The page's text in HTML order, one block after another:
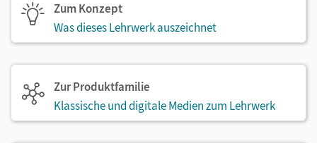
Zum Konzept
Was dieses Lehrwerk auszeichnet
Zur Produktfamilie
Klassische und digitale Medien zum Lehrwerk